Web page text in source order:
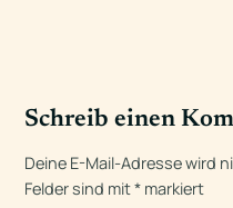
Schreib einen
Deine E-Mail-Adresse wird
Felder sind mit* markiert